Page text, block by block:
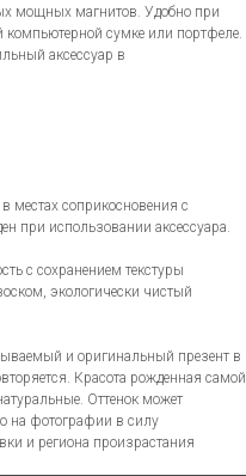
мощных магнитов. Удобно при
сумке или портфеле.
аксессуар в
местах соприкосновения с
при использовании аксессуара.
с сохранением текстуры
экологически чистый
и оригинальный презент в
Красота рожденная самой
Оттенок может
на фотографии в силу
и региона произрастания